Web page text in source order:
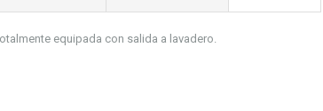
equipada con salida a lavadero.